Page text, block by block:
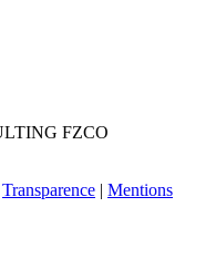
FZCO
Transparence | Mentions